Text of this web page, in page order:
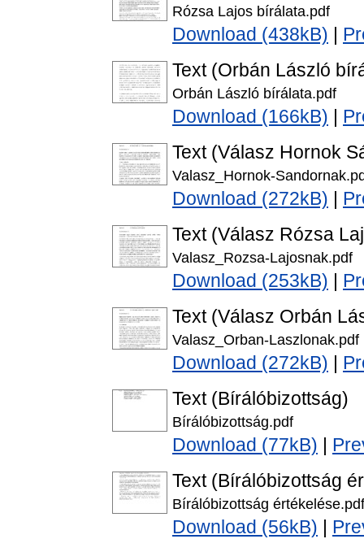
Rózsa Lajos bírálata.pdf
Download (438kB)
Text (Orbán László
Orbán László bírálata.pdf
Download (166kB)
Text (Válasz Hornok
Valasz_Hornok-
Download (272kB)
Text (Válasz Rózsa
Valasz_Rozsa-Lajosnak.pdf
Download (253kB)
Text (Válasz Orbán
Valasz_Orban-Laszlonak.pdf
Download (272kB)
Text (Bírálóbizottság)
Bírálóbizottság.pdf
Download (77kB)
Text (Bírálóbizottság
Bírálóbizottság értékelése.pdf
Download (56kB)